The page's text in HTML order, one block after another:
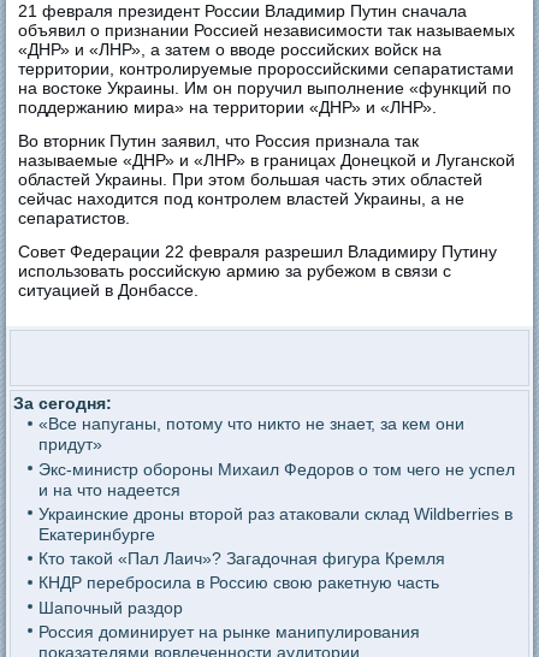
21 февраля президент России Владимир Путин сначала
объявил о признании Россией независимости так называемых
«ДНР» и «ЛНР», а затем о вводе российских войск на
территории, контролируемые пророссийскими сепаратистами
на востоке Украины. Им он поручил выполнение «функций по
поддержанию мира» на территории «ДНР» и «ЛНР».
Во вторник Путин заявил, что Россия признала так
называемые «ДНР» и «ЛНР» в границах Донецкой и Луганской
областей Украины. При этом большая часть этих областей
сейчас находится под контролем властей Украины, а не
сепаратистов.
Совет Федерации 22 февраля разрешил Владимиру Путину
использовать российскую армию за рубежом в связи с
ситуацией в Донбассе.
За сегодня:
«Все напуганы, потому что никто не знает, за кем они
придут»
Экс-министр обороны Михаил Федоров о том чего не успел
и на что надеется
Украинские дроны второй раз атаковали склад Wildberries в
Екатеринбурге
Кто такой «Пал Лаич»? Загадочная фигура Кремля
КНДР перебросила в Россию свою ракетную часть
Шапочный раздор
Россия доминирует на рынке манипулирования
показателями вовлеченности аудитории